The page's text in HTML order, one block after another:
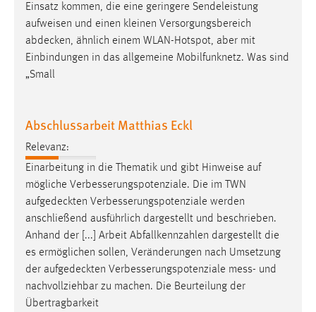
Einsatz kommen, die eine geringere Sendeleistung
aufweisen und einen kleinen Versorgungsbereich
abdecken, ähnlich einem WLAN-Hotspot, aber mit
Einbindungen in das allgemeine Mobilfunknetz. Was sind
„Small
Abschlussarbeit Matthias Eckl
Relevanz:
Einarbeitung in die Thematik und gibt Hinweise auf
mögliche Verbesserungspotenziale. Die im TWN
aufgedeckten Verbesserungspotenziale werden
anschließend ausführlich dargestellt und beschrieben.
Anhand der [...] Arbeit Abfallkennzahlen dargestellt die
es ermöglichen sollen, Veränderungen nach Umsetzung
der aufgedeckten Verbesserungspotenziale mess- und
nachvollziehbar zu machen. Die Beurteilung der
Übertragbarkeit
Name:
Zweck:
Sprachpräferenz
Name:
site-language-preference
Zweck:
Das Cookie speichert die gewählte Sprache der Website.
Cookie Laufzeit:
30 Tage
Chat